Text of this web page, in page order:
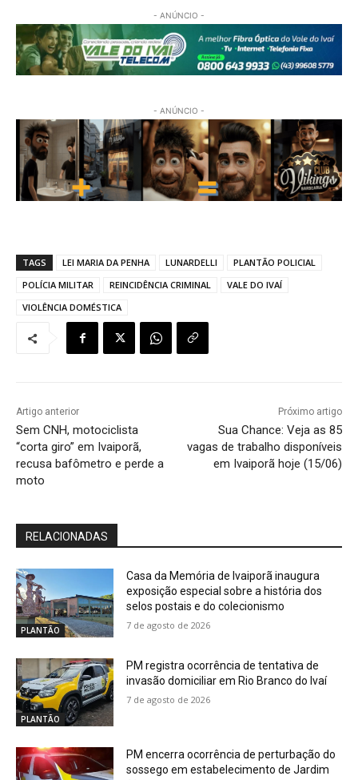
- ANÚNCIO -
- ANÚNCIO -
TAGS LEI MARIA DA PENHA LUNARDELLI
PLANTÃO POLICIAL
POLÍCIA MILITAR
REINCIDÊNCIA CRIMINAL
VALE DO IVAÍ
VIOLÊNCIA DOMÉSTICA
Artigo anterior
Sem CNH, motociclista
“corta giro” em Ivaiporã,
recusa bafômetro e perde a
moto
Próximo artigo
Sua Chance: Veja as 85
vagas de trabalho disponíveis
em Ivaiporã hoje (15/06)
RELACIONADAS
PLANTÃO
Casa da Memória de Ivaiporã inaugura
exposição especial sobre a história dos
selos postais e do colecionismo
7 de agosto de 2026
PLANTÃO
PM registra ocorrência de tentativa de
invasão domiciliar em Rio Branco do Ivaí
7 de agosto de 2026
PM encerra ocorrência de perturbação do
sossego em estabelecimento de Jardim